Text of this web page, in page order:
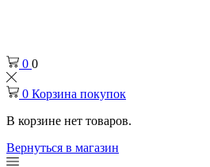
0 0
0 Корзина покупок
В корзине нет товаров.
Вернуться в магазин